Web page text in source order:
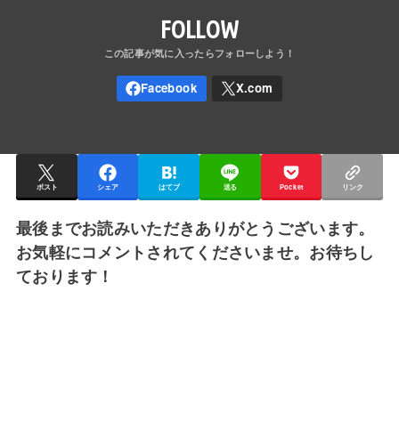
FOLLOW
ポスト シェア はてブ 送る Pocket リンク
最後までお読みいただきありがとうございます。
お気軽にコメントされてくださいませ。お待ちし
ております！